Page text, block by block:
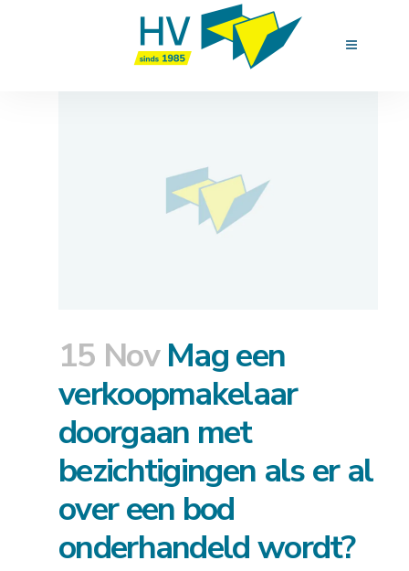
15 NovMag een
verkoopmakelaar
doorgaan met
bezichtigingen als er al
over een bod
onderhandeld wordt?